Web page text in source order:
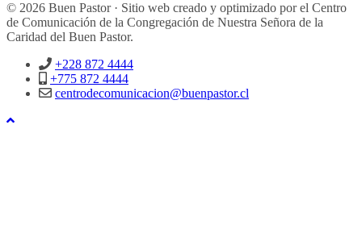
© 2026 Buen Pastor · Sitio web creado y optimizado por el Centro
de Comunicación de la Congregación de Nuestra Señora de la
Caridad del Buen Pastor.
+228 872 4444
+775 872 4444
centrodecomunicacion@buenpastor.cl